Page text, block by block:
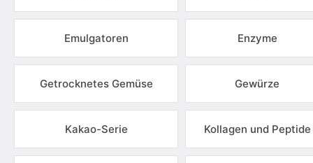
Emulgatoren Enzyme
Getrocknetes Gemüse Gewürze
Kakao-Serie Kollagen und Peptide